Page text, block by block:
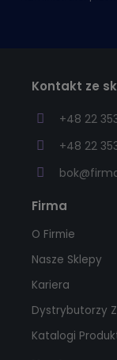
Kontakt ze
+48 22 353
+48 22
Firma
O Firmie
Nasze Sklepy
Kariera
Dystrybutorzy
Katalogi